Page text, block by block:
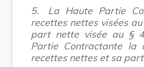
5.
La Haute Partie
recettes nettes visées
part nette visée au §
Partie Contractante la
recettes nettes et sa